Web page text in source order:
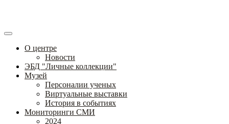
О центре
Новости
ЭБД "Личные коллекции"
Музей
Персоналии ученых
Виртуальные выставки
История в событиях
Мониторинги СМИ
2024